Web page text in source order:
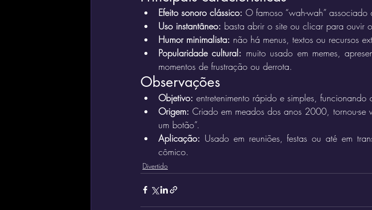
Efeito sonoro clássico: O famoso “wah-wah”
Uso instantâneo: basta abrir o site ou clicar para ouvir
Humor minimalista: não há menus, textos ou recursos
Popularidade cultural: muito usado em memes,
momentos de frustração ou derrota.
Observações
Objetivo: entretenimento rápido e simples, funcionando
Origem: Criado em meados dos anos 2000, tornou-se
um botão”.
Aplicação: Usado em reuniões, festas ou até em
cômico.
Divertido